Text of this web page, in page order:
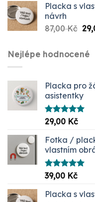
Placka s
návrh
87,00Kč
byla:
Nejlépe hodnocené
Placka pro
asistentky
Hodnocení
5.00
29,00 Kč
Fotka /
vlastním
Hodnocení
5.00
39,00 Kč
Placka s